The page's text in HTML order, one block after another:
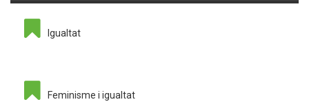
Igualtat
Feminisme i igualtat